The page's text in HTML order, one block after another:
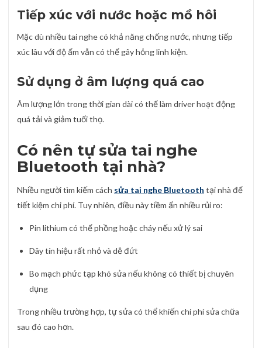
Tiếp xúc với nước hoặc mồ hôi
Mặc dù nhiều tai nghe có khả năng chống nước, nhưng tiếp
xúc lâu với độ ẩm vẫn có thể gây hỏng linh kiện.
Sử dụng ở âm lượng quá cao
Âm lượng lớn trong thời gian dài có thể làm driver hoạt động
quá tải và giảm tuổi thọ.
Có nên tự sửa tai nghe
Bluetooth tại nhà?
Nhiều người tìm kiếm cách sửa tai nghe Bluetooth tại nhà để
tiết kiệm chi phí. Tuy nhiên, điều này tiềm ẩn nhiều rủi ro:
Pin lithium có thể phồng hoặc cháy nếu xử lý sai
Dây tín hiệu rất nhỏ và dễ đứt
Bo mạch phức tạp khó sửa nếu không có thiết bị chuyên
dụng
Trong nhiều trường hợp, tự sửa có thể khiến chi phí sửa chữa
sau đó cao hơn.